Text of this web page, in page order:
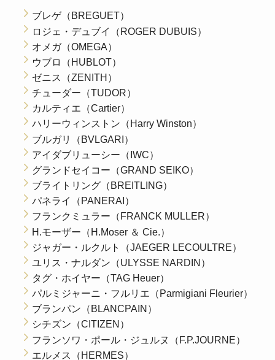
ブレゲ（BREGUET）
ロジェ・デュブイ（ROGER DUBUIS）
オメガ（OMEGA）
ウブロ（HUBLOT）
ゼニス（ZENITH）
チューダー（TUDOR）
カルティエ（Cartier）
ハリーウィンストン（Harry Winston）
ブルガリ（BVLGARI）
アイダブリューシー（IWC）
グランドセイコー（GRAND SEIKO）
ブライトリング（BREITLING）
パネライ（PANERAI）
フランクミュラー（FRANCK MULLER）
H.モーザー（H.Moser ＆ Cie.）
ジャガー・ルクルト（JAEGER LECOULTRE）
ユリス・ナルダン（ULYSSE NARDIN）
タグ・ホイヤー（TAG Heuer）
パルミジャーニ・フルリエ（Parmigiani Fleurier）
ブランパン（BLANCPAIN）
シチズン（CITIZEN）
フランソワ・ポール・ジュルヌ（F.P.JOURNE）
エルメス（HERMES）